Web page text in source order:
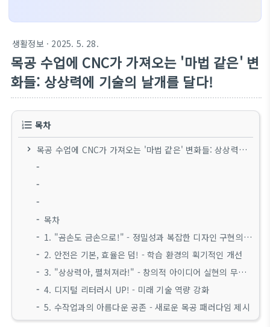
생활정보 · 2025. 5. 28.
목공 수업에 CNC가 가져오는 '마법 같은' 변
화들: 상상력에 기술의 날개를 달다!
목차
목공 수업에 CNC가 가져오는 '마법 같은' 변화들: 상상력에 기술의 날개를 달다!
목차
1. "곰손도 금손으로!" - 정밀성과 복잡한 디자인 구현의 혁신
2. 안전은 기본, 효율은 덤! - 학습 환경의 획기적인 개선
3. "상상력아, 펼쳐져라!" - 창의적 아이디어 실현의 무한한 가능성
4. 디지털 리터러시 UP! - 미래 기술 역량 강화
5. 수작업과의 아름다운 공존 - 새로운 목공 패러다임 제시